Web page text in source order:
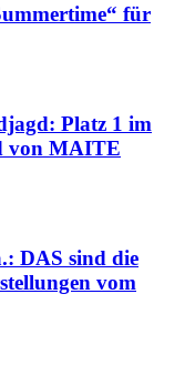
für
Platz 1 im
von MAITE
DAS sind die
vom